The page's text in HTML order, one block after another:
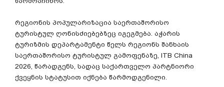
რეგიონის პოპულარიზაცია საერთაშორისო
ტურისტულ ღონისძიებებზეც იგეგმება აჭარის
ტურიზმის დეპარტამენტი წელს რეგიონს შანხაის
საერთაშორისო ტურისტულ გამოფენაზე , ITB China
2026, წარადგენს სადაც საქართველო პარტნიორი
ქვეყნის სტატუსით იქნება წარმოდგენილი